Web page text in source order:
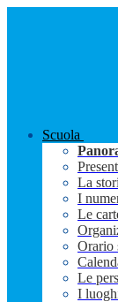
Scuola
La
I
Le
Orario
Le
I